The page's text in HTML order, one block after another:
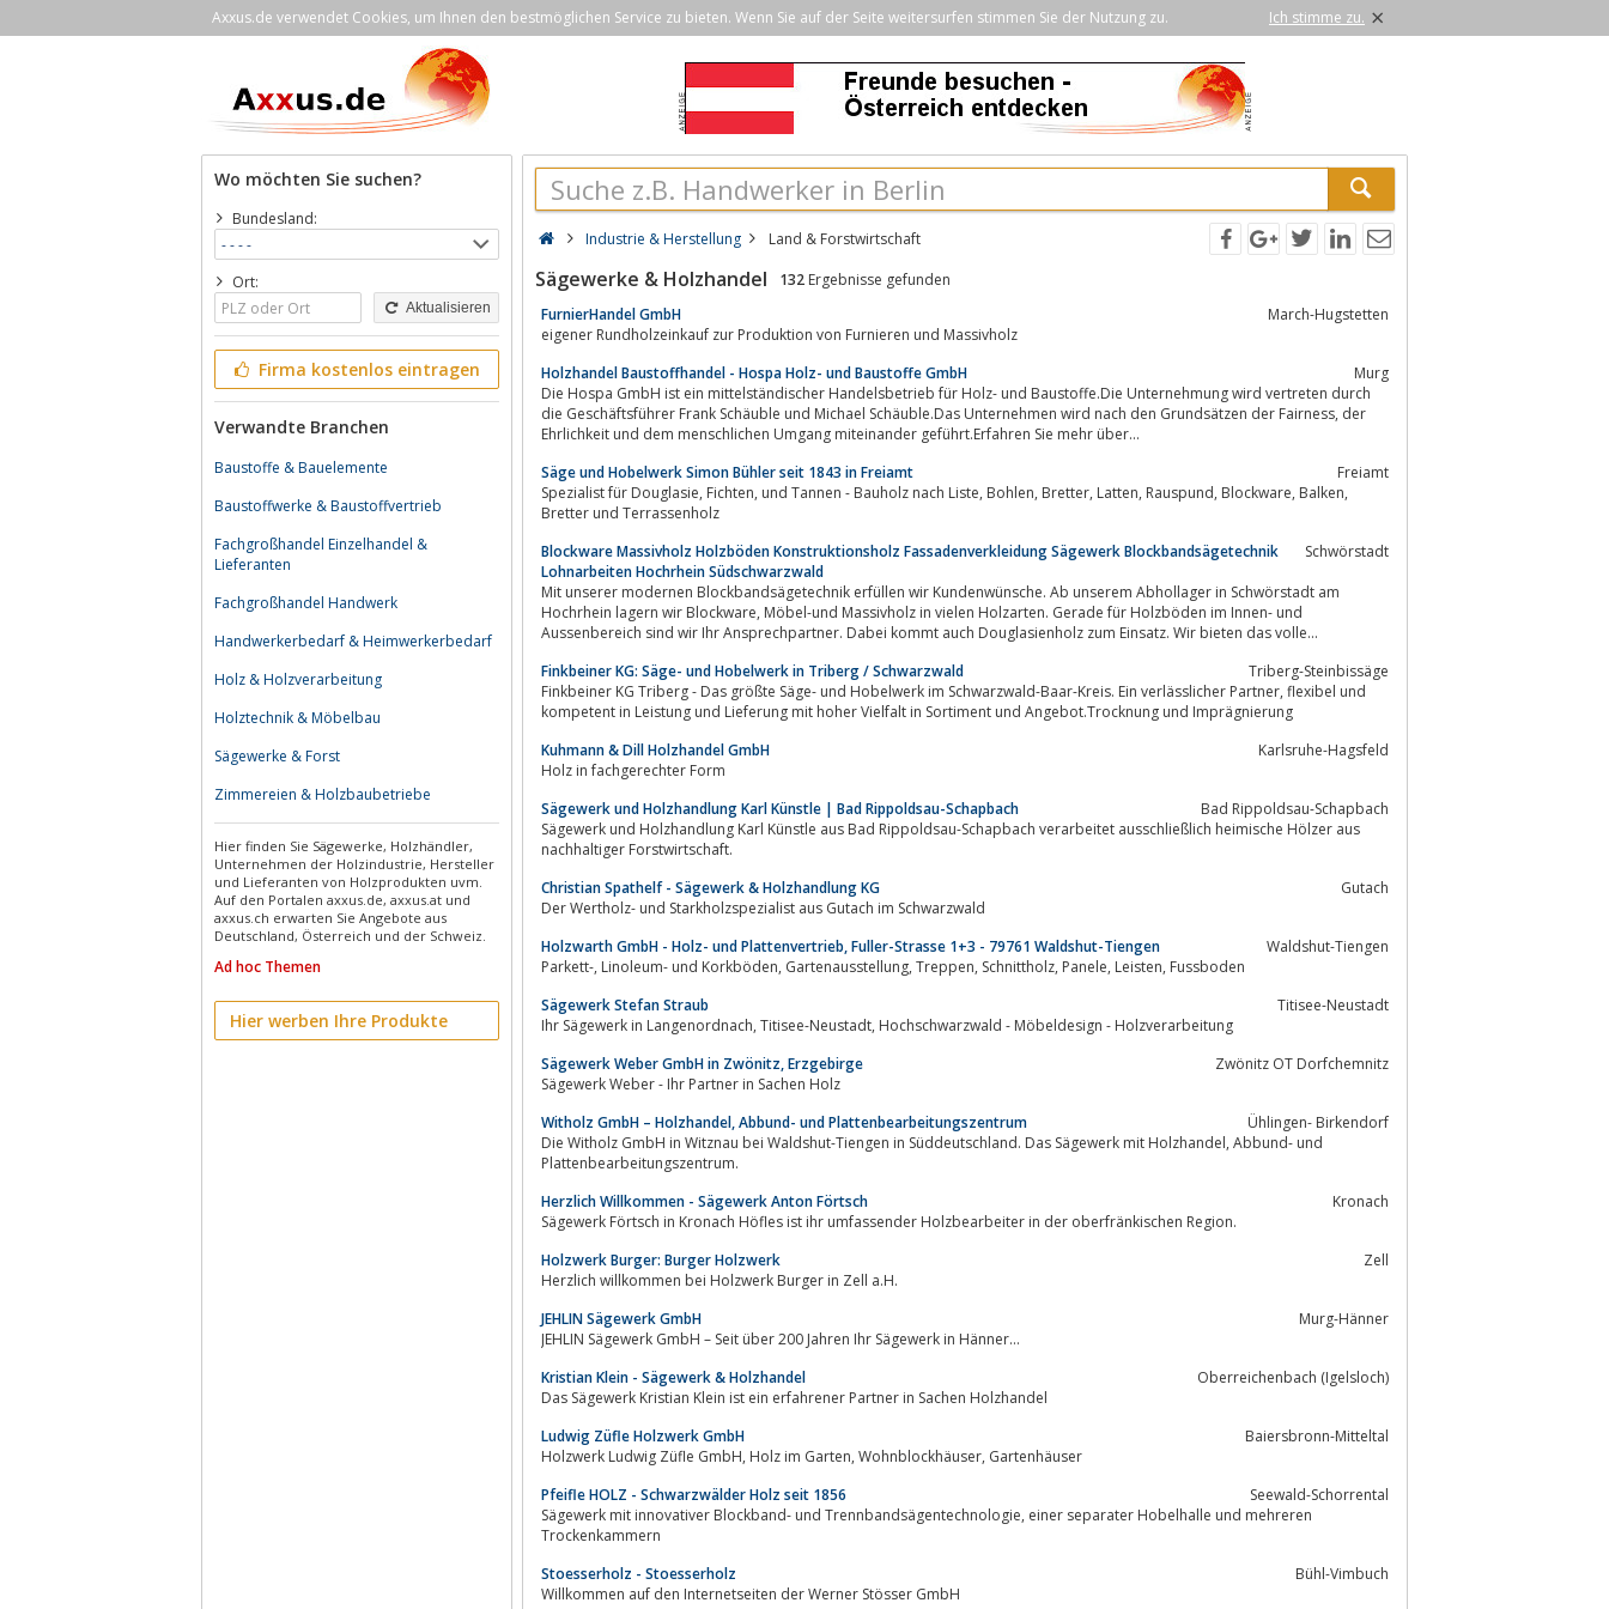
Axxus.de verwendet Cookies, um Ihnen den bestmöglichen Service zu bieten. Wenn Sie auf der Seite weitersurfen stimmen Sie der Nutzung zu. Ich stimme zu. ×
Wo möchten Sie suchen?
Bundesland:
Ort:
Aktualisieren
Firma kostenlos eintragen
Verwandte Branchen
Baustoffe & Bauelemente
Baustoffwerke & Baustoffvertrieb
Fachgroßhandel Einzelhandel &
Lieferanten
Fachgroßhandel Handwerk
Handwerkerbedarf & Heimwerkerbedarf
Holz & Holzverarbeitung
Holztechnik & Möbelbau
Sägewerke & Forst
Zimmereien & Holzbaubetriebe
Hier finden Sie Sägewerke, Holzhändler,
Unternehmen der Holzindustrie, Hersteller
und Lieferanten von Holzprodukten uvm.
Auf den Portalen axxus.de, axxus.at und
axxus.ch erwarten Sie Angebote aus
Deutschland, Österreich und der Schweiz.
Ad hoc Themen
Hier werben Ihre Produkte
Industrie & Herstellung Land & Forstwirtschaft
Sägewerke & Holzhandel 132 Ergebnisse gefunden
FurnierHandel GmbH
March-Hugstetten
eigener Rundholzeinkauf zur Produktion von Furnieren und Massivholz
Holzhandel Baustoffhandel - Hospa Holz- und Baustoffe GmbH
Murg
Die Hospa GmbH ist ein mittelständischer Handelsbetrieb für Holz- und Baustoffe.Die Unternehmung wird vertreten durch
die Geschäftsführer Frank Schäuble und Michael Schäuble.Das Unternehmen wird nach den Grundsätzen der Fairness, der
Ehrlichkeit und dem menschlichen Umgang miteinander geführt.Erfahren Sie mehr über...
Säge und Hobelwerk Simon Bühler seit 1843 in Freiamt
Freiamt
Spezialist für Douglasie, Fichten, und Tannen - Bauholz nach Liste, Bohlen, Bretter, Latten, Rauspund, Blockware, Balken,
Bretter und Terrassenholz
Blockware Massivholz Holzböden Konstruktionsholz Fassadenverkleidung Sägewerk Blockbandsägetechnik
Lohnarbeiten Hochrhein Südschwarzwald
Schwörstadt
Mit unserer modernen Blockbandsägetechnik erfüllen wir Kundenwünsche. Ab unserem Abhollager in Schwörstadt am
Hochrhein lagern wir Blockware, Möbel-und Massivholz in vielen Holzarten. Gerade für Holzböden im Innen- und
Aussenbereich sind wir Ihr Ansprechpartner. Dabei kommt auch Douglasienholz zum Einsatz. Wir bieten das volle...
Finkbeiner KG: Säge- und Hobelwerk in Triberg / Schwarzwald
Triberg-Steinbissäge
Finkbeiner KG Triberg - Das größte Säge- und Hobelwerk im Schwarzwald-Baar-Kreis. Ein verlässlicher Partner, flexibel und
kompetent in Leistung und Lieferung mit hoher Vielfalt in Sortiment und Angebot.Trocknung und Imprägnierung
Kuhmann & Dill Holzhandel GmbH
Karlsruhe-Hagsfeld
Holz in fachgerechter Form
Sägewerk und Holzhandlung Karl Künstle | Bad Rippoldsau-Schapbach
Bad Rippoldsau-Schapbach
Sägewerk und Holzhandlung Karl Künstle aus Bad Rippoldsau-Schapbach verarbeitet ausschließlich heimische Hölzer aus
nachhaltiger Forstwirtschaft.
Christian Spathelf - Sägewerk & Holzhandlung KG
Gutach
Der Wertholz- und Starkholzspezialist aus Gutach im Schwarzwald
Holzwarth GmbH - Holz- und Plattenvertrieb, Fuller-Strasse 1+3 - 79761 Waldshut-Tiengen
Waldshut-Tiengen
Parkett-, Linoleum- und Korkböden, Gartenausstellung, Treppen, Schnittholz, Panele, Leisten, Fussboden
Sägewerk Stefan Straub
Titisee-Neustadt
Ihr Sägewerk in Langenordnach, Titisee-Neustadt, Hochschwarzwald - Möbeldesign - Holzverarbeitung
Sägewerk Weber GmbH in Zwönitz, Erzgebirge
Zwönitz OT Dorfchemnitz
Sägewerk Weber - Ihr Partner in Sachen Holz
Witholz GmbH – Holzhandel, Abbund- und Plattenbearbeitungszentrum
Ühlingen- Birkendorf
Die Witholz GmbH in Witznau bei Waldshut-Tiengen in Süddeutschland. Das Sägewerk mit Holzhandel, Abbund- und
Plattenbearbeitungszentrum.
Herzlich Willkommen - Sägewerk Anton Förtsch
Kronach
Sägewerk Förtsch in Kronach Höfles ist ihr umfassender Holzbearbeiter in der oberfränkischen Region.
Holzwerk Burger: Burger Holzwerk
Zell
Herzlich willkommen bei Holzwerk Burger in Zell a.H.
JEHLIN Sägewerk GmbH
Murg-Hänner
JEHLIN Sägewerk GmbH – Seit über 200 Jahren Ihr Sägewerk in Hänner...
Kristian Klein - Sägewerk & Holzhandel
Oberreichenbach (Igelsloch)
Das Sägewerk Kristian Klein ist ein erfahrener Partner in Sachen Holzhandel
Ludwig Züfle Holzwerk GmbH
Baiersbronn-Mitteltal
Holzwerk Ludwig Züfle GmbH, Holz im Garten, Wohnblockhäuser, Gartenhäuser
Pfeifle HOLZ - Schwarzwälder Holz seit 1856
Seewald-Schorrental
Sägewerk mit innovativer Blockband- und Trennbandsägentechnologie, einer separater Hobelhalle und mehreren
Trockenkammern
Stoesserholz - Stoesserholz
Bühl-Vimbuch
Willkommen auf den Internetseiten der Werner Stösser GmbH